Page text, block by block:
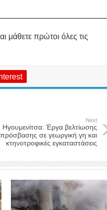
μάθετε πρώτοι όλες τις
Next
Ηγουμενίτσα: Έργα βελτίωσης
πρόσβασης σε γεωργική γη και
κτηνοτροφικές εγκαταστάσεις